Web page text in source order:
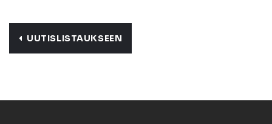
UUTISLISTAUKSEEN